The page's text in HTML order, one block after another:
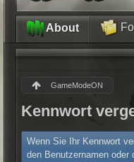
About
GameModeON
Kennwort
Wenn Sie Ihr Kennwort
den Benutzernamen